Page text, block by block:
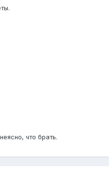
что брать.